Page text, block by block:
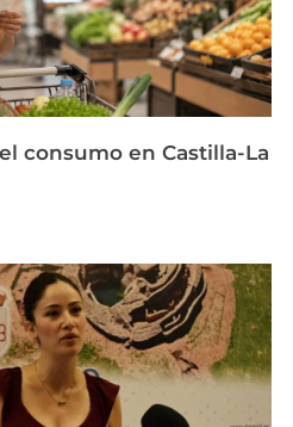
consumo en Castilla-La